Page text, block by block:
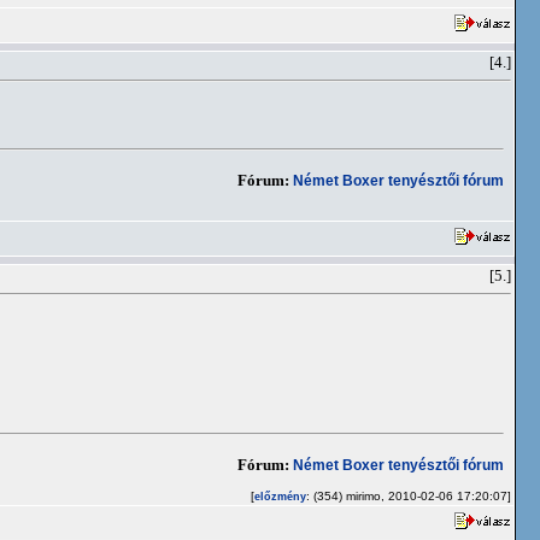
[4.]
Fórum: Német Boxer tenyésztői fórum
[5.]
Fórum: Német Boxer tenyésztői fórum
[előzmény: (354) mirimo, 2010-02-06 17:20:07]